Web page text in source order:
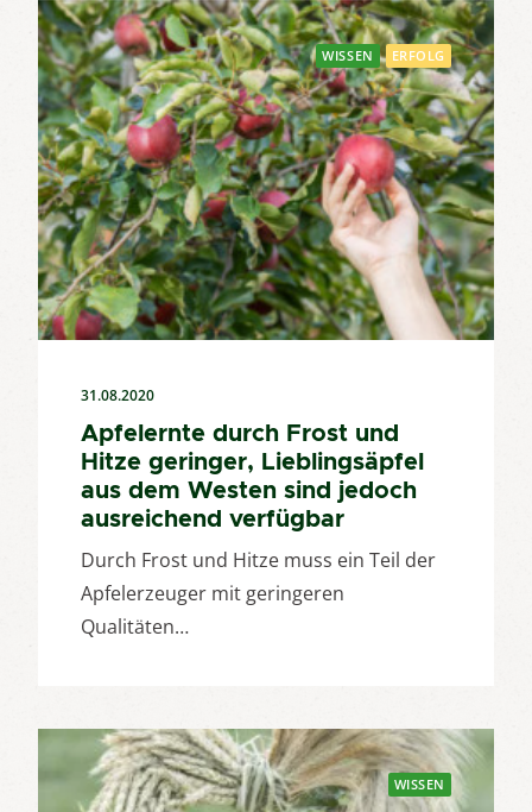
WISSEN ERFOLG
31.08.2020
Apfelernte durch Frost und
Hitze geringer, Lieblingsäpfel
aus dem Westen sind jedoch
ausreichend verfügbar
Durch Frost und Hitze muss ein Teil der
Apfelerzeuger mit geringeren
Qualitäten…
WISSEN